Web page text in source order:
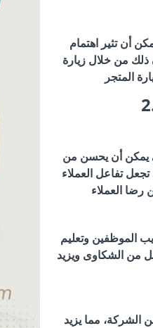
أن تثير اهتمام
ذلك من خلال زيارة
يمكن أن يحسن من
تفاعل العملاء
الموظفين وتعليم
من الشكاوى ويزيد
الشركة، مما يزيد